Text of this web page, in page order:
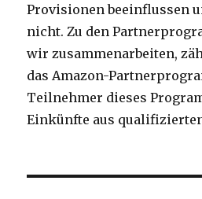
Provisionen beeinflussen
nicht. Zu den
wir zusammenarbeiten,
das Amazon-
Teilnehmer dieses
Einkünfte aus